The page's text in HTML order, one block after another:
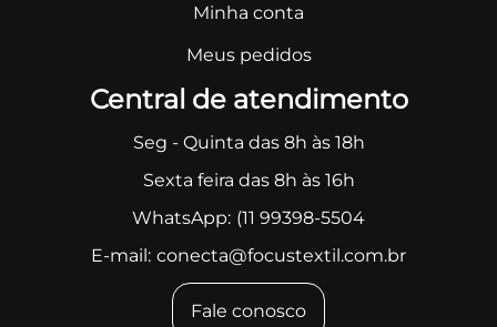
Minha conta
Meus pedidos
Central de atendimento
Seg - Quinta das 8h às 18h
Sexta feira das 8h às 16h
WhatsApp: (11 99398-5504
E-mail: conecta@focustextil.com.br
Fale conosco